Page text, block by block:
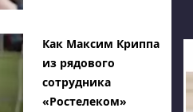
Как Максим Криппа
из рядового
сотрудника
«Ростелеком»